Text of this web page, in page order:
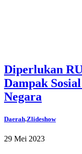
Diperlukan
Dampak
Negara
Daerah.Zlideshow
29 Mei 2023